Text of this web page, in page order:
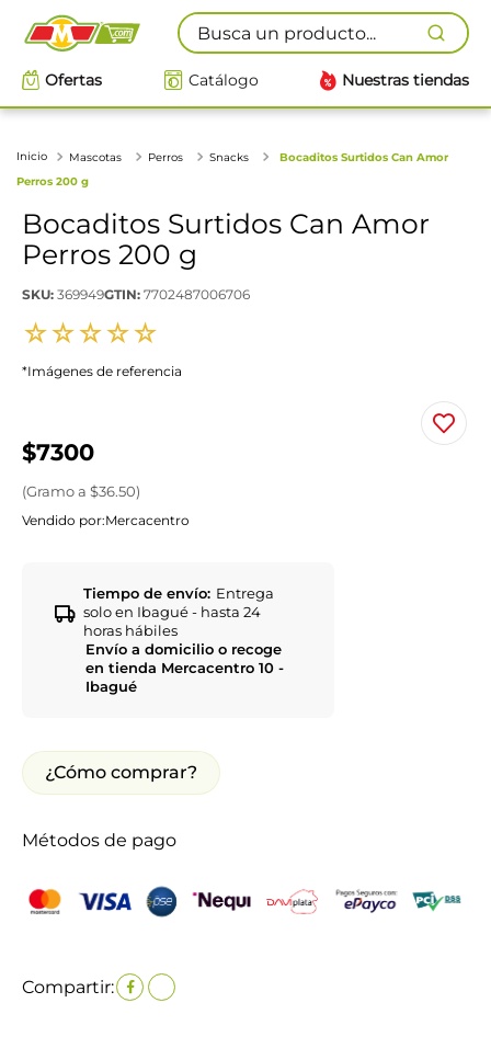
Busca un producto...
Ofertas Catálogo Nuestras tiendas
Mascotas Perros Snacks
Bocaditos Surtidos Can Amor
Perros 200 g
Bocaditos Surtidos Can Amor
Perros 200 g
SKU: 369949GTIN: 7702487006706
☆☆☆☆☆
*Imágenes de referencia
$7300
(Gramoa $36.50)
Vendido por:Mercacentro
Tiempo de envío: Entrega
solo en Ibagué - hasta 24
horas hábiles
Envío a domicilio o recoge
en tienda Mercacentro 10 -
Ibagué
¿Cómo comprar?
Métodos de pago
Compartir: